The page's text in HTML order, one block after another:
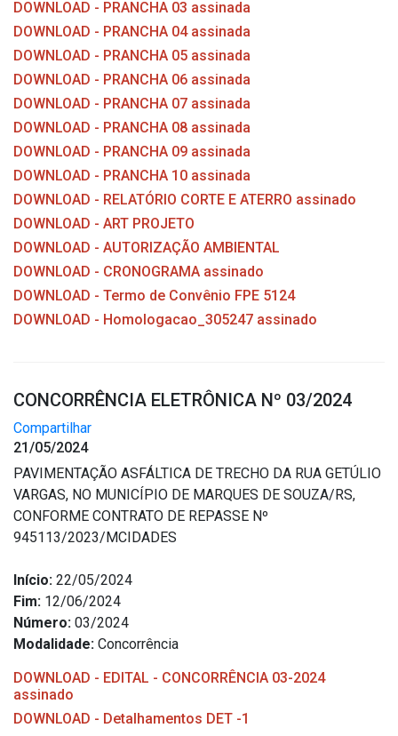
DOWNLOAD - PRANCHA 03 assinada
DOWNLOAD - PRANCHA 04 assinada
DOWNLOAD - PRANCHA 05 assinada
DOWNLOAD - PRANCHA 06 assinada
DOWNLOAD - PRANCHA 07 assinada
DOWNLOAD - PRANCHA 08 assinada
DOWNLOAD - PRANCHA 09 assinada
DOWNLOAD - PRANCHA 10 assinada
DOWNLOAD - RELATÓRIO CORTE E ATERRO assinado
DOWNLOAD - ART PROJETO
DOWNLOAD - AUTORIZAÇÃO AMBIENTAL
DOWNLOAD - CRONOGRAMA assinado
DOWNLOAD - Termo de Convênio FPE 5124
DOWNLOAD - Homologacao_305247 assinado
CONCORRÊNCIA ELETRÔNICA Nº 03/2024
Compartilhar
21/05/2024
PAVIMENTAÇÃO ASFÁLTICA DE TRECHO DA RUA GETÚLIO
VARGAS, NO MUNICÍPIO DE MARQUES DE SOUZA/RS,
CONFORME CONTRATO DE REPASSE Nº
945113/2023/MCIDADES
Início: 22/05/2024
Fim: 12/06/2024
Número: 03/2024
Modalidade: Concorrência
DOWNLOAD - EDITAL - CONCORRÊNCIA 03-2024
assinado
DOWNLOAD - Detalhamentos DET -1